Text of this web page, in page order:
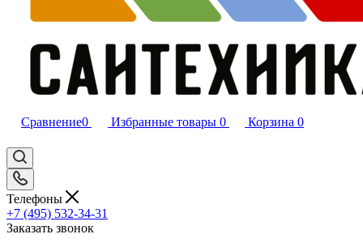
Сравнение0 Избранные товары 0 Корзина 0
Телефоны
+7 (495) 532‑34‑31
Заказать звонок